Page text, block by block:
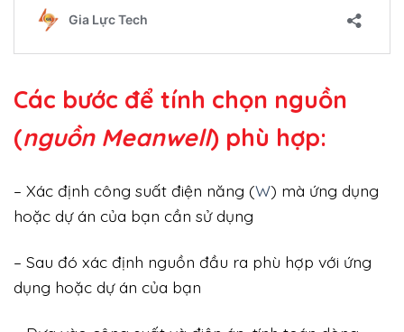
Các bước để tính chọn nguồn
(nguồn Meanwell) phù hợp:
– Xác định công suất điện năng (W) mà ứng dụng
hoặc dự án của bạn cần sử dụng
– Sau đó xác định nguồn đầu ra phù hợp với ứng
dụng hoặc dự án của bạn